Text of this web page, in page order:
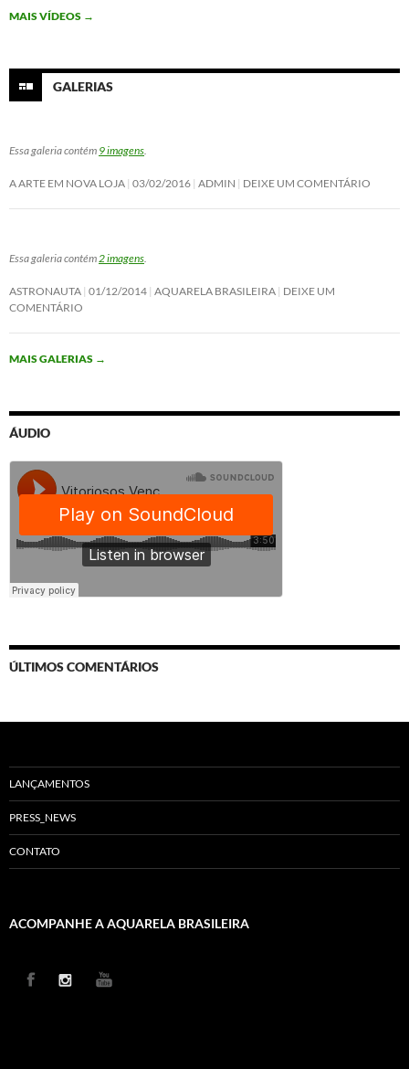
k
n
MAIS VÍDEOS →
GALERIAS
Essa galeria contém 9 imagens.
A ARTE EM NOVA LOJA 03/02/2016 ADMIN DEIXE UM COMENTÁRIO
Essa galeria contém2 imagens.
ASTRONAUTA 01/12/2014 AQUARELA BRASILEIRA DEIXE UM
COMENTÁRIO
MAIS GALERIAS →
ÁUDIO
ÚLTIMOS COMENTÁRIOS
LANÇAMENTOS
PRESS_NEWS
CONTATO
ACOMPANHE A AQUARELA BRASILEIRA